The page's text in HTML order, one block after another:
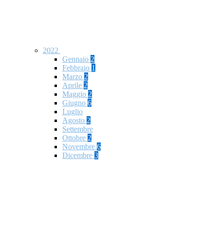
2022
Gennaio 2
Febbraio 1
Marzo 2
Aprile 2
Maggio 2
Giugno 6
Luglio
Agosto 2
Settembre
Ottobre 2
Novembre 6
Dicembre 3